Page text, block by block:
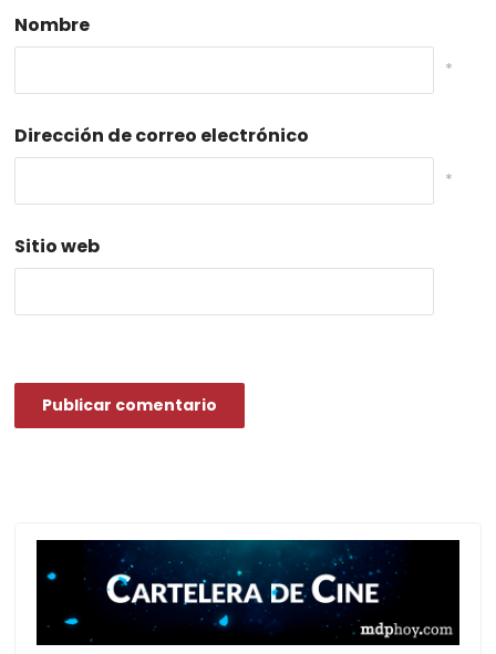
Nombre
*
Dirección de correo electrónico
*
Sitio web